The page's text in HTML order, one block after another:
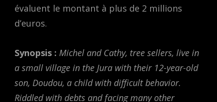
évaluent le montant à plus de 2 millions
d’euros.
Synopsis : Michel and Cathy, tree sellers, live in
a small village in the Jura with their 12-year-old
son, Doudou, a child with difficult behavior.
Riddled with debts and facing many other